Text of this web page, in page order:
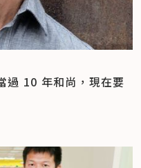
10 年和尚，現在要